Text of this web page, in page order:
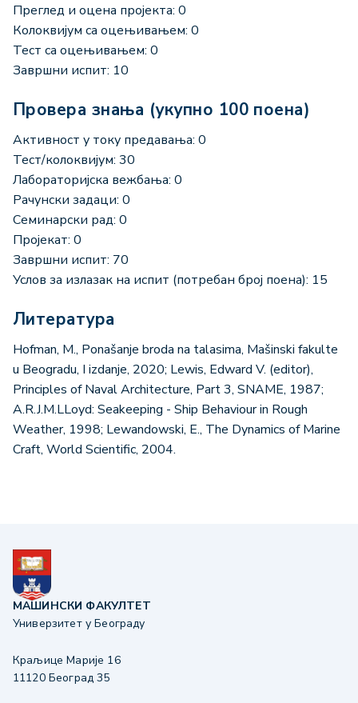
Преглед и оцена пројекта: 0
Колоквијум са оцењивањем: 0
Тест са оцењивањем: 0
Завршни испит: 10
Провера знања (укупно 100 поена)
Активност у току предавања: 0
Тест/колоквијум: 30
Лабораторијска вежбања: 0
Рачунски задаци: 0
Семинарски рад: 0
Пројекат: 0
Завршни испит: 70
Услов за излазак на испит (потребан број поена): 15
Литература
Hofman, M., Ponašanje broda na talasima, Mašinski fakulte
u Beogradu, I izdanje, 2020; Lewis, Edward V. (editor),
Principles of Naval Architecture, Part 3, SNAME, 1987;
A.R.J.M.LLoyd: Seakeeping - Ship Behaviour in Rough
Weather, 1998; Lewandowski, E., The Dynamics of Marine
Craft, World Scientific, 2004.
МАШИНСКИ ФАКУЛТЕТ
Универзитет у Београду
Краљице Марије 16
11120 Београд 35